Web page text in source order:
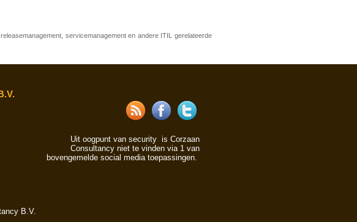
servicemanagement en andere ITIL gerelateerde
Uit oogpunt van security is Corzaan
Consultancy niet te vinden via 1 van
bovengemelde social media toepassingen.
B.V.